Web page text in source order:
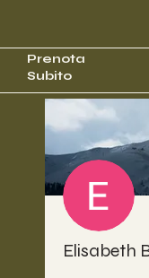
Prenota
Subito
Elisabeth